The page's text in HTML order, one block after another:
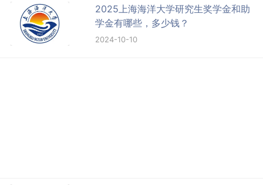
2025上海海洋大学研究生奖学金和助
学金有哪些，多少钱？
2024-10-10